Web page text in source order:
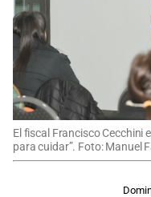
El fiscal Francisco Cecchini
para cuidar”. Foto: Manuel